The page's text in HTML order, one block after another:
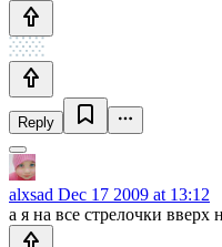
Reply
alxsad Dec 17 2009 at 13:12
а я на все стрелочки вверх